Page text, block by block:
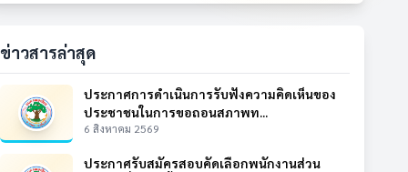
ข่าวสารล่าสุด
ประกาศการดำเนินการรับฟังความคิดเห็นของ
ประชาชนในการขอถอนสภาพท...
6 สิงหาคม 2569
ประกาศรับสมัครสอบคัดเลือกพนักงานส่วน